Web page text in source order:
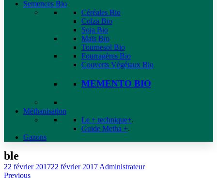
Semences Bio
Céréales Bio
Colza Bio
Soja Bio
Maïs Bio
Tournesol Bio
Fourragères Bio
Couverts Végétaux Bio
MEMENTO BIO
Méthanisation
Le + technique+.
Guide Metha +.
Gazons
ble
22 février 201722 février 2017 Administrateur
Previous